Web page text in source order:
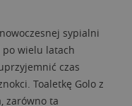
sypialni
po wielu latach
czas
Toaletkę Golo z
zarówno ta